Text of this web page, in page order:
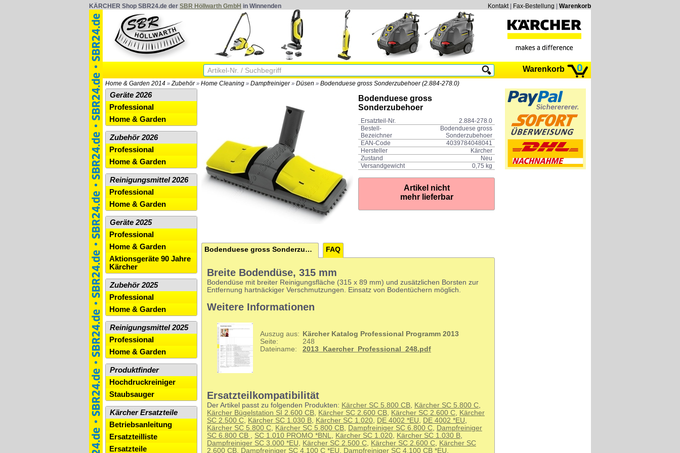
KÄRCHER Shop SBR24.de der SBR Höllwarth GmbH in Winnenden Kontakt| Fax-Bestellung Warenkorb
Warenkorb 0
Home & Garden 2014 » Zubehör» Home Cleaning » Dampfreiniger» Düsen » Bodenduese gross Sonderzubehoer (2.884-278.0)
Bodenduese gross
Sonderzubehoer
Ersatzteil-Nr.
2.884-278.0
Bestell-
Bezeichner
Bodenduese gross
Sonderzubehoer
EAN-Code
4039784048041
Hersteller
Kärcher
Zustand
Neu
Versandgewicht
0,75 kg
Artikel nicht
mehr lieferbar
Bodenduese gross Sonderzubehoer FAQ
Breite Bodendüse, 315 mm
Bodendüse mit breiter Reinigungsfläche (315 x 89 mm) und zusätzlichen Borsten zur
Entfernung hartnäckiger Verschmutzungen. Einsatz von Bodentüchern möglich.
Weitere Informationen
Auszug aus: Kärcher Katalog Professional Programm 2013
Seite:
248
Dateiname:
2013_Kaercher_Professional_248.pdf
Ersatzteilkompatibilität
Der Artikel passt zu folgenden Produkten: Kärcher SC 5.800 CB, Kärcher SC 5.800 C,
Kärcher Bügelstation SI 2.600 CB, Kärcher SC 2.600 CB, Kärcher SC 2.600 C, Kärcher
SC 2.500 C, Kärcher SC 1.030 B, Kärcher SC 1.020, DE 4002 *EU, DE 4002 *EU,
Kärcher SC 5.800 C, Kärcher SC 5.800 CB, Dampfreiniger SC 6.800 C, Dampfreiniger
SC 6.800 CB , SC 1.010 PROMO *BNL, Kärcher SC 1.020, Kärcher SC 1.030 B,
Dampfreiniger SC 3.000 *EU, Kärcher SC 2.500 C, Kärcher SC 2.600 C, Kärcher SC
2.600 CB, Dampfreiniger SC 4.100 C *EU, Dampfreiniger SC 4.100 CB *EU,
Geräte 2026
Professional
Home & Garden
Zubehör 2026
Professional
Home & Garden
Reinigungsmittel 2026
Professional
Home & Garden
Geräte 2025
Professional
Home & Garden
Aktionsgeräte 90 Jahre
Kärcher
Zubehör 2025
Professional
Home & Garden
Reinigungsmittel 2025
Professional
Home & Garden
Produktfinder
Hochdruckreiniger
Staubsauger
Kärcher Ersatzteile
Betriebsanleitung
Ersatzteilliste
Ersatzteile